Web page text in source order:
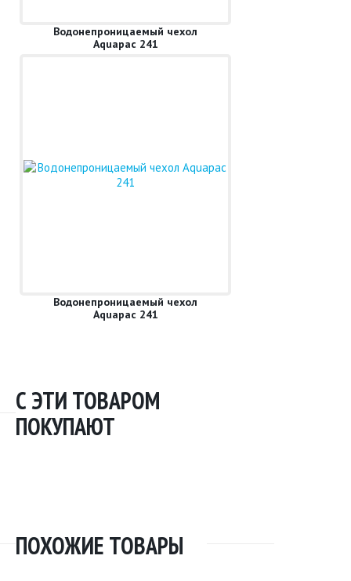
Водонепроницаемый чехол
Aquapac 241
Водонепроницаемый чехол
Aquapac 241
С ЭТИ ТОВАРОМ
ПОКУПАЮТ
ПОХОЖИЕ ТОВАРЫ